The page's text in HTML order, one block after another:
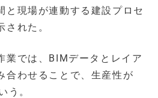
と現場が連動する建設プロセ
された。
業では、BIMデータとレイア
合わせることで、生産性が
う。